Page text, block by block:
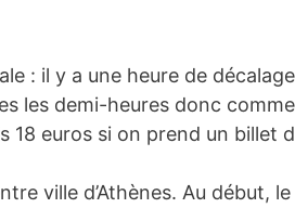
: il y a une heure de
les demi-heures donc
18 euros si on prend un billet
ville d’Athènes. Au début,